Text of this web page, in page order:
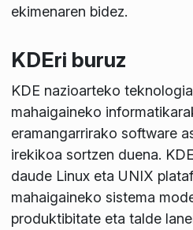
ekimenaren bidez.
KDEri buruz
KDE nazioarteko
mahaigaineko
eramangarrirako software
irekikoa sortzen duena.
daude Linux eta UNIX
mahaigaineko sistema
produktibitate eta talde